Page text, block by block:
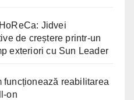
Jidvei
de creștere printr-un
exteriori cu Sun Leader
funcționează reabilitarea
on